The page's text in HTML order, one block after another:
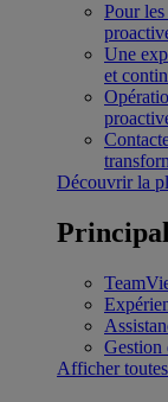
Pour
Une
et
Découvrir la
Gestion
Afficher